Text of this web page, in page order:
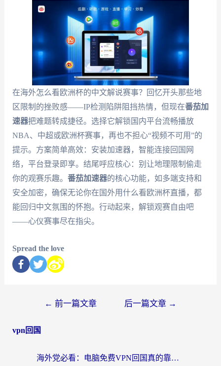
在海外怎么看欧洲杯的中文解说赛事？回忆开头那些地
区限制的挫败感——IP检测陷阱阻挡热情，但现在番茄加
速器把难题转成捷径。选择它解锁国内平台流畅播放
NBA、中超或欧洲杯赛事，再也不担心“视频不可用”的
提示。方案简单高效：安装加速器，智能连接回国网
络，平台登录即享。结尾呼应核心：别让地理限制偷走
你的观赛乐趣。 番茄加速器的核心功能，如多端支持和
安全加密，确保无论你在国外用什么看欧洲杯直播，都
能回归中文氛围的怀抱。行动起来，解锁观赛自由吧
——心仪赛事尽在指尖。
Spread the love
← 前一篇文章 后一篇文章 →
vpn回国
海外党必看：电脑免费VPN回国真的靠谱吗？附实测对比与最优方案指南